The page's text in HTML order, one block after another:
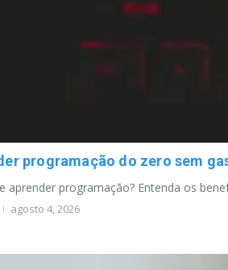
programação do zero sem
aprender programação? Entenda os
agosto 4, 2026